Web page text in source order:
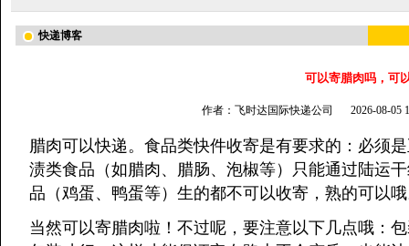
快递博客
可以寄腊肉吗，可
作者：飞时达国际快递公司 2026-08-05
腊肉可以快递。食品类快件收寄是有要求的：必须
渍类食品（如腊肉、腊肠、泡椒等）只能通过陆运
品（鸡蛋、鸭蛋等）生的都不可以收寄，熟的可以
当然可以寄腊肉啦！不过呢，要注意以下几点哦：